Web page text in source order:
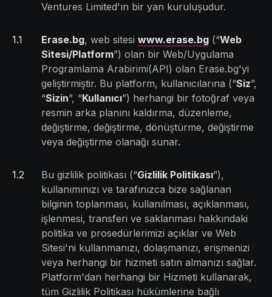
Ventures Limited'ın bir yan kuruluşudur.
1.1 Erase.bg, web sitesi www.erase.bg (“Web
Sitesi/Platform”) olan bir Web/Uygulama
Programlama Arabirimi(API) olan Erase.bg'yi
geliştirmiştir. Bu platform, kullanıcılarına (“Siz”,
“Sizin”, “Kullanıcı”) herhangi bir fotoğraf veya
resmin arka planını kaldırma, düzenleme,
değiştirme, değiştirme, dönüştürme, değiştirme
veya değiştirme olanağı sunar.
1.2 Bu gizlilik politikası (“Gizlilik Politikası”),
kullanımınızı ve tarafınızca bize sağlanan
bilginin toplanması, kullanılması, açıklanması,
işlenmesi, transferi ve saklanması hakkındaki
politika ve prosedürlerimizi açıklar ve Web
Sitesi'ni kullanmanızı, dolaşmanızı, erişmenizi
veya herhangi bir hizmeti satın almanızı sağlar.
Platform'dan herhangi bir Hizmeti kullanarak,
tüm Gizlilik Politikası hükümlerine bağlı